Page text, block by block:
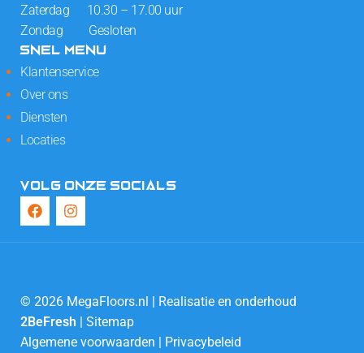
Zaterdag 10.30 – 17.00 uur
Zondag Gesloten
SNEL MENU
Klantenservice
Over ons
Diensten
Locaties
VOLG ONZE SOCIALS
© 2026 MegaFloors.nl | Realisatie en onderhoud
2BeFresh | Sitemap
Algemene voorwaarden | Privacybeleid